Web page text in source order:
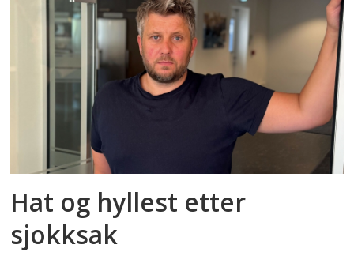
Hat og hyllest etter
sjokksak